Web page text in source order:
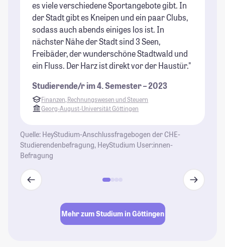
es viele verschiedene Sportangebote gibt. In
der Stadt gibt es Kneipen und ein paar Clubs,
sodass auch abends einiges los ist. In
nächster Nähe der Stadt sind 3 Seen,
Freibäder, der wunderschöne Stadtwald und
ein Fluss. Der Harz ist direkt vor der Haustür."
Studierende/r im 4. Semester – 2023
Finanzen, Rechnungswesen und Steuern
Georg-August-Universität Göttingen
Quelle: HeyStudium-Anschlussfragebogen der CHE-
Studierendenbefragung, HeyStudium User:innen-
Befragung
Mehr zum Studium in Göttingen